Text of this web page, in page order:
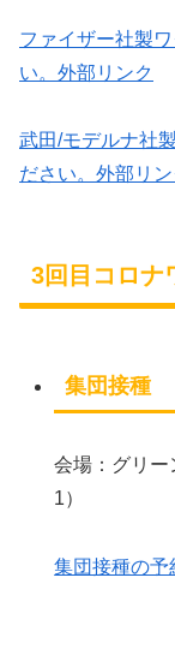
ファイザー社製
い。 外部リンク
武田/モデルナ社
ださい。 外部リン
3回目コロナ
集団接種
会場：グリー
1）
集団接種の予